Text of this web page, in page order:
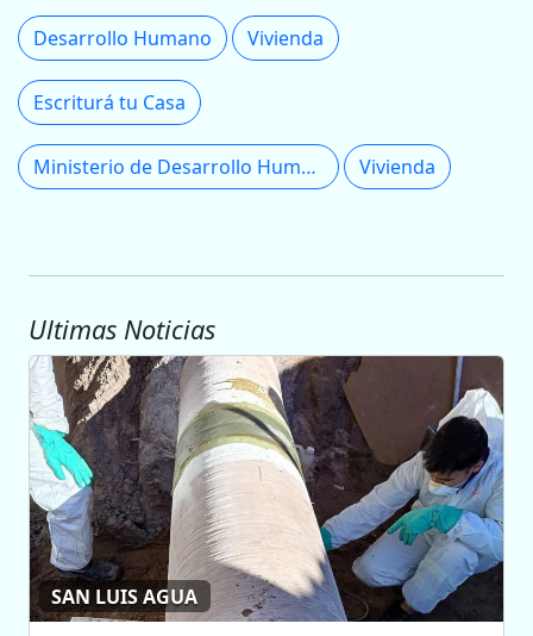
Desarrollo Humano Vivienda
Escriturá tu Casa
Ministerio de Desarrollo Humano Vivienda
Ultimas Noticias
SAN LUIS AGUA